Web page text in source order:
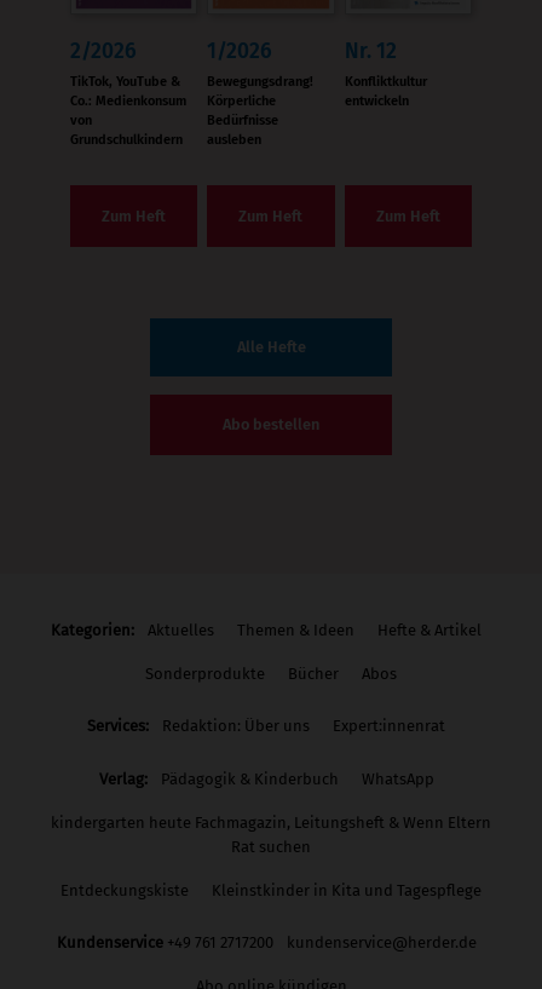
2/2026
:
TikTok, YouTube &
Co.: Medienkonsum
von
Grundschulkindern
Zum Heft
1/2026
:Bewegungsdrang!
Körperliche
Bedürfnisse
ausleben
Zum Heft
Nr. 12
:Konfliktkultur
entwickeln
Zum Heft
Alle Hefte
Abo bestellen
Kategorien: Aktuelles Themen & Ideen Hefte & Artikel
Sonderprodukte Bücher Abos
Services: Redaktion: Über uns Expert:innenrat
Verlag: Pädagogik & Kinderbuch WhatsApp
kindergarten heute Fachmagazin, Leitungsheft & Wenn Eltern
Rat suchen
Entdeckungskiste Kleinstkinder in Kita und Tagespflege
Kundenservice +49 761 2717200 kundenservice@herder.de